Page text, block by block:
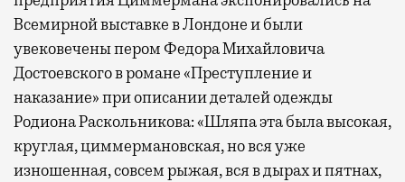
Всемирной выставке в Лондоне и были
увековечены пером Федора Михайловича
Достоевского в романе «Преступление и
наказание» при описании деталей одежды
Родиона Раскольникова: «Шляпа эта была высокая,
круглая, циммермановская, но вся уже
изношенная, совсем рыжая, вся в дырах и пятнах,